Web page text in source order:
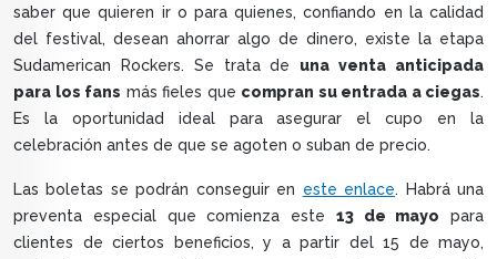
saber que quieren ir o para quienes, confiando en la calidad
del festival, desean ahorrar algo de dinero, existe la etapa
Sudamerican Rockers. Se trata de una venta anticipada
para los fans más fieles que compran su entrada a ciegas.
Es la oportunidad ideal para asegurar el cupo en la
celebración antes de que se agoten o suban de precio.
Las boletas se podrán conseguir en este enlace. Habrá una
preventa especial que comienza este 13 de mayo para
clientes de ciertos beneficios, y a partir del 15 de mayo,